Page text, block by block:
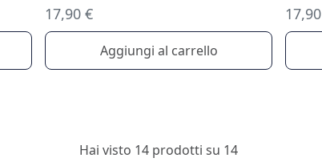
17,90 €
Aggiungi al carrello
Hai visto 14 prodotti su 14